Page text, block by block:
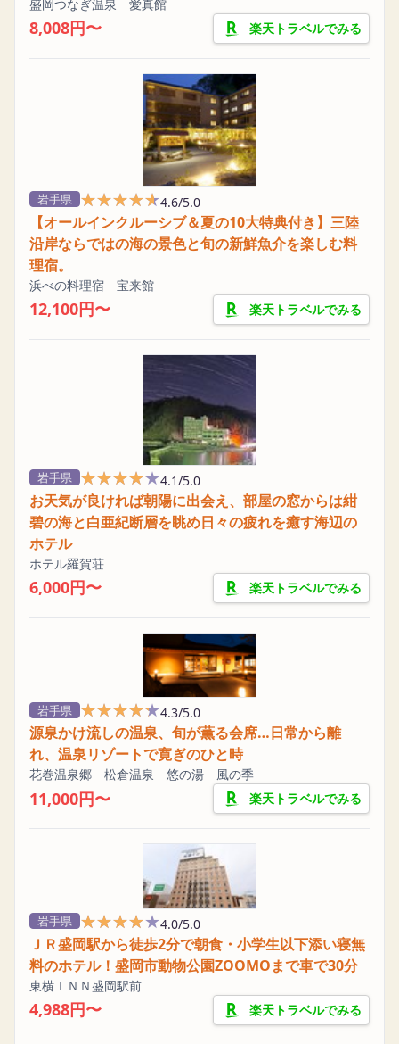
盛岡つなぎ温泉 愛真館
8,008円〜 楽天トラベルでみる
岩手県 ★★★★★
★★★★★4.6/5.0
【オールインクルーシブ＆夏の10大特典付き】三陸
沿岸ならではの海の景色と旬の新鮮魚介を楽しむ料
理宿。
浜べの料理宿 宝来館
12,100円〜 楽天トラベルでみる
岩手県 ★★★★★
★★★★★4.1/5.0
お天気が良ければ朝陽に出会え、部屋の窓からは紺
碧の海と白亜紀断層を眺め日々の疲れを癒す海辺の
ホテル
ホテル羅賀荘
6,000円〜 楽天トラベルでみる
岩手県 ★★★★★
★★★★★4.3/5.0
源泉かけ流しの温泉、旬が薫る会席…日常から離
れ、温泉リゾートで寛ぎのひと時
花巻温泉郷 松倉温泉 悠の湯 風の季
11,000円〜 楽天トラベルでみる
岩手県 ★★★★★
★★★★★4.0/5.0
ＪＲ盛岡駅から徒歩2分で朝食・小学生以下添い寝無
料のホテル！盛岡市動物公園ZOOMOまで車で30分
東横ＩＮＮ盛岡駅前
4,988円〜 楽天トラベルでみる